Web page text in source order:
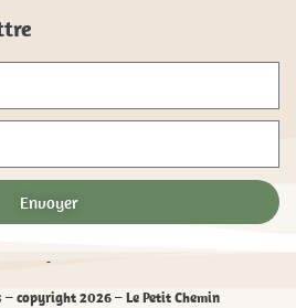
Envoyer
copyright 2026 – Le Petit Chemin